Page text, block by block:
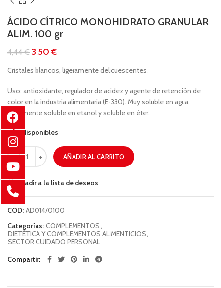
ÁCIDO CÍTRICO MONOHIDRATO GRANULAR
ALIM. 100 gr
4,44€ 3,50€
Cristales blancos, ligeramente delicuescentes.
Uso: antioxidante, regulador de acidez y agente de retención de
color en la industria alimentaria (E-330). Muy soluble en agua,
totalmente soluble en etanol y soluble en éter.
3 disponibles
AÑADIR AL CARRITO
Añadir a la lista de deseos
COD: AD014/0100
Categorías: COMPLEMENTOS,
DIETÉTICA Y COMPLEMENTOS ALIMENTICIOS,
SECTOR CUIDADO PERSONAL
Compartir